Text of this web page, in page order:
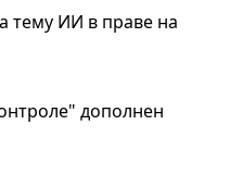
тему ИИ в праве на
дополнен